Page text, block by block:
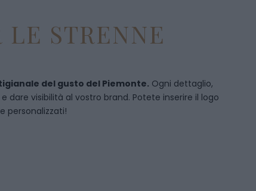
LE STRENNE
del gusto del Piemonte. Ogni dettaglio,
visibilità al vostro brand. Potete inserire il logo
personalizzati!